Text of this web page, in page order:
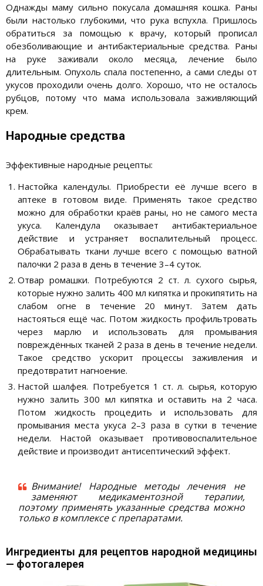
Однажды маму сильно покусала домашняя кошка. Раны
были настолько глубокими, что рука вспухла. Пришлось
обратиться за помощью к врачу, который прописал
обезболивающие и антибактериальные средства. Раны
на руке заживали около месяца, лечение было
длительным. Опухоль спала постепенно, а сами следы от
укусов проходили очень долго. Хорошо, что не осталось
рубцов, потому что мама использовала заживляющий
крем.
Народные средства
Эффективные народные рецепты:
Настойка календулы. Приобрести её лучше всего в
аптеке в готовом виде. Применять такое средство
можно для обработки краёв раны, но не самого места
укуса. Календула оказывает антибактериальное
действие и устраняет воспалительный процесс.
Обрабатывать ткани лучше всего с помощью ватной
палочки 2 раза в день в течение 3–4 суток.
Отвар ромашки. Потребуются 2 ст. л. сухого сырья,
которые нужно залить 400 мл кипятка и прокипятить на
слабом огне в течение 20 минут. Затем дать
настояться ещё час. Потом жидкость профильтровать
через марлю и использовать для промывания
повреждённых тканей 2 раза в день в течение недели.
Такое средство ускорит процессы заживления и
предотвратит нагноение.
Настой шалфея. Потребуется 1 ст. л. сырья, которую
нужно залить 300 мл кипятка и оставить на 2 часа.
Потом жидкость процедить и использовать для
промывания места укуса 2–3 раза в сутки в течение
недели. Настой оказывает противовоспалительное
действие и производит антисептический эффект.
Внимание! Народные методы лечения не
заменяют медикаментозной терапии,
поэтому применять указанные средства можно
только в комплексе с препаратами.
Ингредиенты для рецептов народной медицины
— фотогалерея